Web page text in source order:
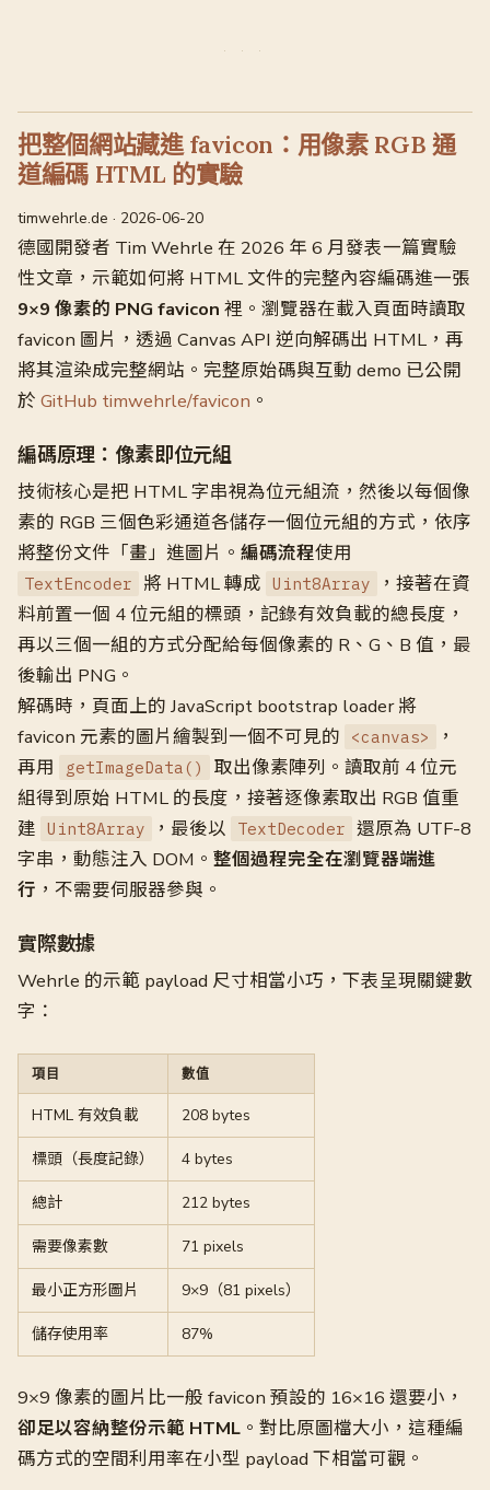
把整個網站藏進 favicon：用像素 RGB 通
道編碼 HTML 的實驗
timwehrle.de · 2026-06-20
德國開發者 Tim Wehrle 在 2026 年 6 月發表一篇實驗
性文章，示範如何將 HTML 文件的完整內容編碼進一張
9×9 像素的 PNG favicon 裡。瀏覽器在載入頁面時讀取
favicon 圖片，透過 Canvas API 逆向解碼出 HTML，再
將其渲染成完整網站。完整原始碼與互動 demo 已公開
於 GitHub timwehrle/favicon 。
編碼原理：像素即位元組
技術核心是把 HTML 字串視為位元組流，然後以每個像
素的 RGB 三個色彩通道各儲存一個位元組的方式，依序
將整份文件「畫」進圖片。 編碼流程使用
TextEncoder 將 HTML 轉成 Uint8Array
，接著在資
料前置一個 4 位元組的標頭，記錄有效負載的總長度，
再以三個一組的方式分配給每個像素的 R、G、B 值，最
後輸出 PNG。
解碼時，頁面上的 JavaScript bootstrap loader 將
favicon 元素的圖片繪製到一個不可見的
<canvas>
，
再用
getImageData()
取出像素陣列。讀取前 4 位元
組得到原始 HTML 的長度，接著逐像素取出 RGB 值重
建 Uint8Array ，最後以 TextDecoder 還原為 UTF-8
字串，動態注入 DOM。 整個過程完全在瀏覽器端進
行 ，不需要伺服器參與。
實際數據
Wehrle 的示範 payload 尺寸相當小巧，下表呈現關鍵數
字：
項目 數值
HTML 有效負載 208 bytes
標頭（長度記錄） 4 bytes
總計 212 bytes
需要像素數 71 pixels
最小正方形圖片 9×9（81 pixels）
儲存使用率 87%
9×9 像素的圖片比一般 favicon 預設的 16×16 還要小，
卻足以容納整份示範 HTML 。對比原圖檔大小，這種編
碼方式的空間利用率在小型 payload 下相當可觀。